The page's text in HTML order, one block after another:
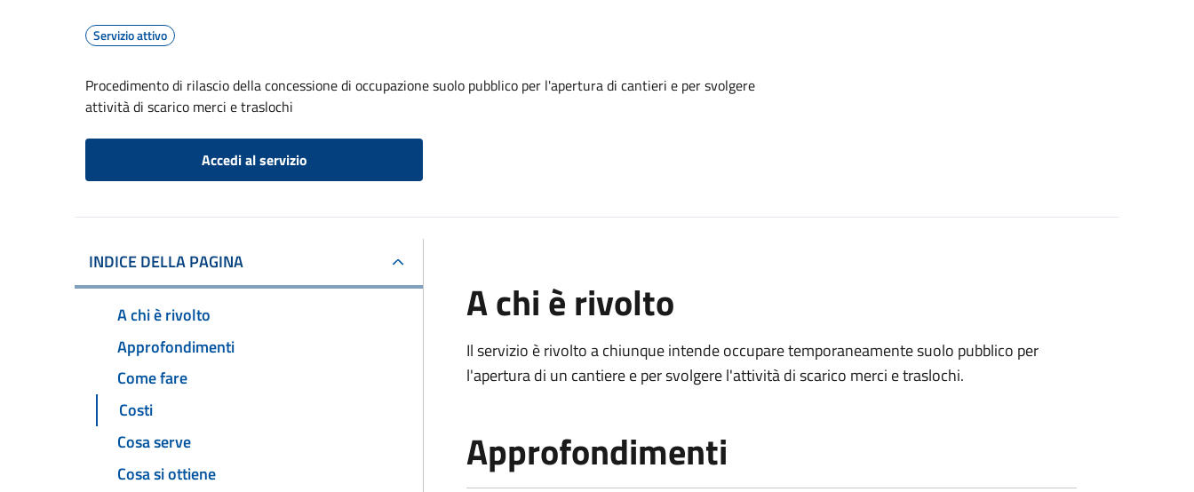
Servizio attivo
Procedimento di rilascio della concessione di occupazione suolo pubblico per l'apertura di cantieri e per svolgere
attività di scarico merci e traslochi
Accedi al servizio
INDICE DELLA PAGINA
A chi è rivolto
Approfondimenti
Come fare
Costi
Cosa serve
Cosa si ottiene
A chi è rivolto
Il servizio è rivolto a chiunque intende occupare temporaneamente suolo pubblico per
l'apertura di un cantiere e per svolgere l'attività di scarico merci e traslochi.
Approfondimenti